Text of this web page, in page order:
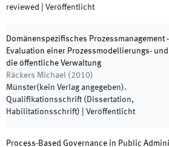
reviewed
Veröffentlicht
Domänenspezifisches Prozessmanagement
Evaluation einer Prozessmodellierungs-
die öffentliche Verwaltung
Räckers Michael ( 2010)
Münster( kein Verlag angegeben).
Qualifikationsschrift (Dissertation,
Habilitationsschrift)
Veröffentlicht
Process-Based Governance in Public